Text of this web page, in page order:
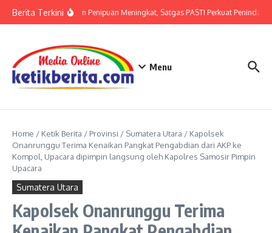
Berita TerkiniAncaman Penipuan Meningkat, Satgas PASTI Perkuat Penindakan
Menu
Home / Ketik Berita / Provinsi / Sumatera Utara / Kapolsek
Onanrunggu Terima Kenaikan Pangkat Pengabdian dari AKP ke
Kompol, Upacara dipimpin langsung oleh Kapolres Samosir Pimpin
Upacara
Sumatera Utara
Kapolsek Onanrunggu Terima